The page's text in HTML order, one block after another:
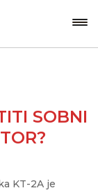
SOBNI
KT-2A je